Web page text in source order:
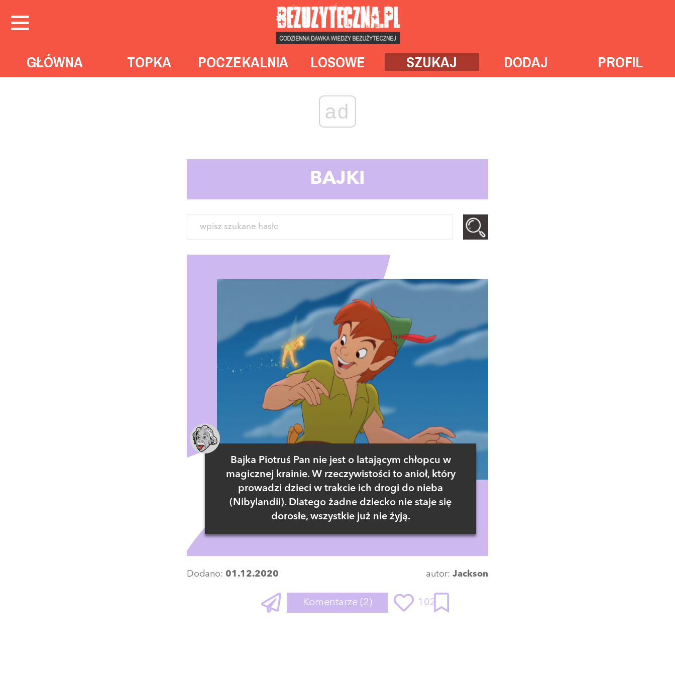
GŁÓWNA TOPKA POCZEKALNIA LOSOWE SZUKAJ DODAJ PROFIL
ad
BAJKI
Bajka Piotruś Pan nie jest o latającym chłopcu w
magicznej krainie. W rzeczywistości to anioł, który
prowadzi dzieci w trakcie ich drogi do nieba
(Nibylandii). Dlatego żadne dziecko nie staje się
dorosłe, wszystkie już nie żyją.
Dodano: 01.12.2020 autor: Jackson
Komentarze (2) 102